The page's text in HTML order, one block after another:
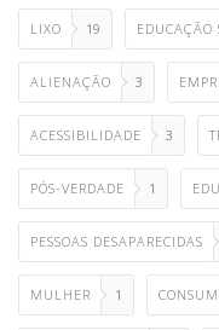
LIXO 19 EDUCAÇÃO
ALIENAÇÃO 3
ACESSIBILIDADE 3
PÓS-VERDADE 1
PESSOAS DESAPARECIDAS
MULHER 1